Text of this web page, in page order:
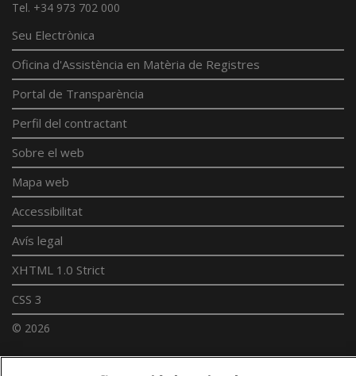
Tel. +34 973 702 000
Seu Electrònica
Oficina d'Assistència en Matèria de Registres
Portal de Transparència
Perfil del contractant
Sobre el web
Mapa web
Accessibilitat
Avís legal
XHTML 1.0 Strict
CSS 3
© 2026